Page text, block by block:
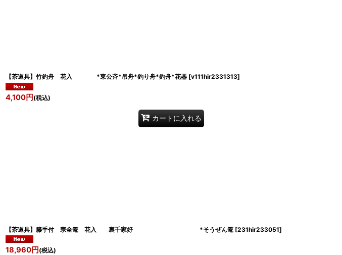
【茶道具】竹釣舟 花入 *東公斉*吊舟*釣り舟*釣舟*花器 [v111hir2331313]
4,100円 (税込)
カートに入れる
【茶道具】籐手付 宗全篭 花入 裏千家好 *そうぜん篭 [231hir233051]
18,960円 (税込)